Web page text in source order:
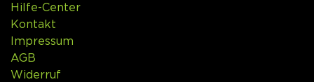
Hilfe-Center
Kontakt
Impressum
AGB
Widerruf